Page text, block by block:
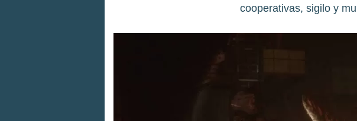
cooperativas, sigilo y